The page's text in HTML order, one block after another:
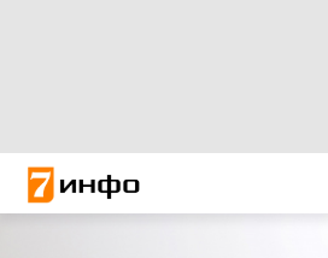
Новости России
Политика
Новости мира